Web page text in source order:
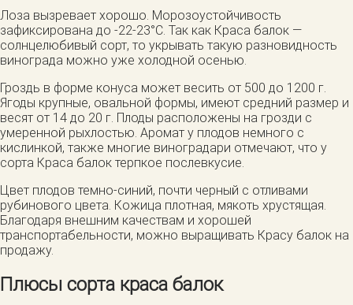
Лоза вызревает хорошо. Морозоустойчивость
зафиксирована до -22-23°С. Так как Краса балок —
солнцелюбивый сорт, то укрывать такую разновидность
винограда можно уже холодной осенью.
Гроздь в форме конуса может весить от 500 до 1200 г.
Ягоды крупные, овальной формы, имеют средний размер и
весят от 14 до 20 г. Плоды расположены на грозди с
умеренной рыхлостью. Аромат у плодов немного с
кислинкой, также многие виноградари отмечают, что у
сорта Краса балок терпкое послевкусие.
Цвет плодов темно-синий, почти черный с отливами
рубинового цвета. Кожица плотная, мякоть хрустящая.
Благодаря внешним качествам и хорошей
транспортабельности, можно выращивать Красу балок на
продажу.
Плюсы сорта краса балок